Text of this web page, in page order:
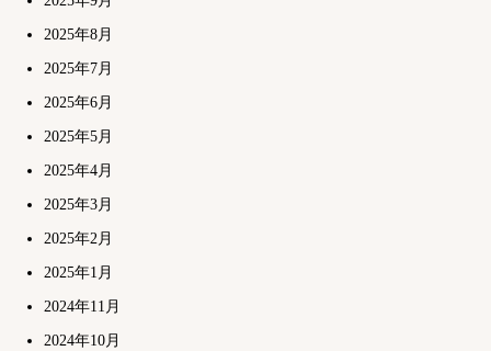
2025年8月
2025年7月
2025年6月
2025年5月
2025年4月
2025年3月
2025年2月
2025年1月
2024年11月
2024年10月